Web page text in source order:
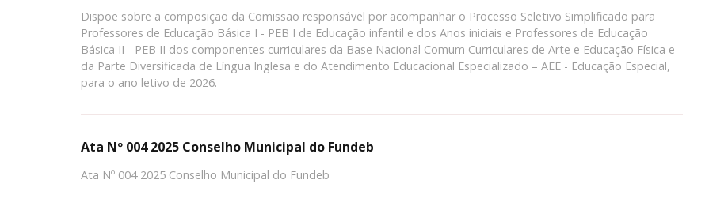
Dispõe sobre a composição da Comissão responsável por acompanhar o Processo Seletivo Simplificado para
Professores de Educação Básica I - PEB I de Educação infantil e dos Anos iniciais e Professores de Educação
Básica II - PEB II dos componentes curriculares da Base Nacional Comum Curriculares de Arte e Educação Física e
da Parte Diversificada de Língua Inglesa e do Atendimento Educacional Especializado – AEE - Educação Especial,
para o ano letivo de 2026.
Ata Nº 004 2025 Conselho Municipal do Fundeb
Ata Nº 004 2025 Conselho Municipal do Fundeb